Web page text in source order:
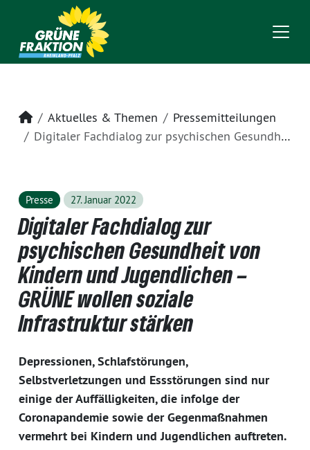
Startseite
Aktuelles & Themen
Pressemitteilungen
Digitaler Fachdialog zur psychischen Gesundheit von Kindern und Jugendlichen – GRÜNE wollen soziale Infrastruktur stärken
Presse 27. Januar 2022
Digitaler Fachdialog zur
psychischen Gesundheit von
Kindern und Jugendlichen –
GRÜNE wollen soziale
Infrastruktur stärken
Depressionen, Schlafstörungen,
Selbstverletzungen und Essstörungen sind nur
einige der Auffälligkeiten, die infolge der
Coronapandemie sowie der Gegenmaßnahmen
vermehrt bei Kindern und Jugendlichen auftreten.